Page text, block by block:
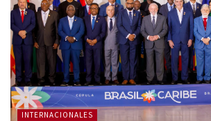
INTERNACIONALES